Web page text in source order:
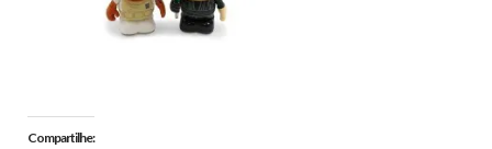
Compartilhe: